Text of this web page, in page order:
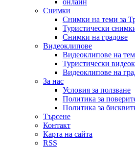
онлайн
Снимки
Снимки на теми за
Туристически
Снимки на градове
Видеоклипове
Видеоклипове на
Туристически
Видеоклипове на
За нас
Условия за ползване
Политика за
Политика за
Търсене
Контакт
Карта на сайта
RSS